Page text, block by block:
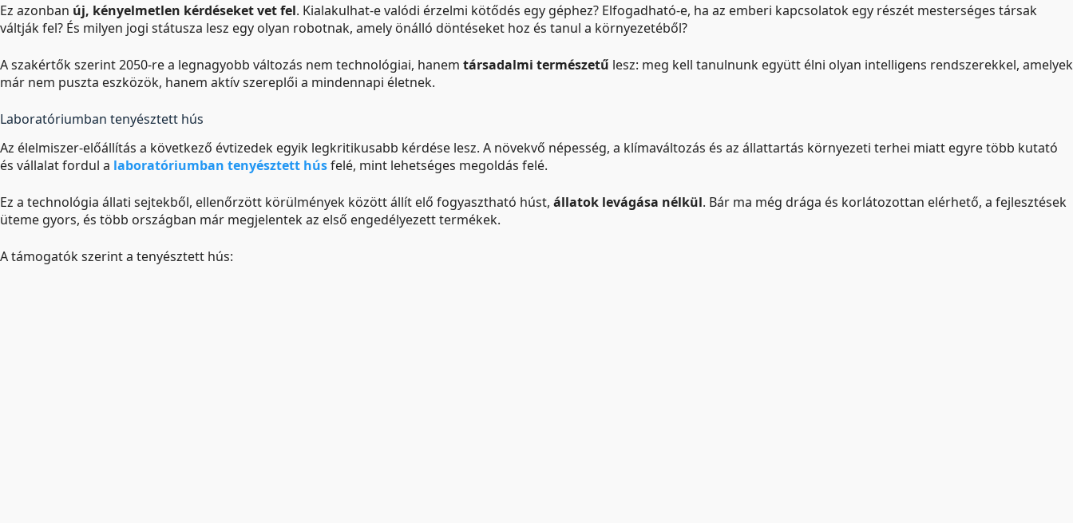
Ez azonban új, kényelmetlen kérdéseket vet fel. Kialakulhat-e valódi érzelmi kötődés egy géphez? Elfogadható-e, ha az emberi kapcsolatok egy részét mesterséges társak
váltják fel? És milyen jogi státusza lesz egy olyan robotnak, amely önálló döntéseket hoz és tanul a környezetéből?
A szakértők szerint 2050-re a legnagyobb változás nem technológiai, hanem társadalmi természetű lesz: meg kell tanulnunk együtt élni olyan intelligens rendszerekkel, amelyek
már nem puszta eszközök, hanem aktív szereplői a mindennapi életnek.
Laboratóriumban tenyésztett hús
Az élelmiszer-előállítás a következő évtizedek egyik legkritikusabb kérdése lesz. A növekvő népesség, a klímaváltozás és az állattartás környezeti terhei miatt egyre több kutató
és vállalat fordul a laboratóriumban tenyésztett húsfelé, mint lehetséges megoldás felé.
Ez a technológia állati sejtekből, ellenőrzött körülmények között állít elő fogyasztható húst, állatok levágása nélkül. Bár ma még drága és korlátozottan elérhető, a fejlesztések
üteme gyors, és több országban már megjelentek az első engedélyezett termékek.
A támogatók szerint a tenyésztett hús: